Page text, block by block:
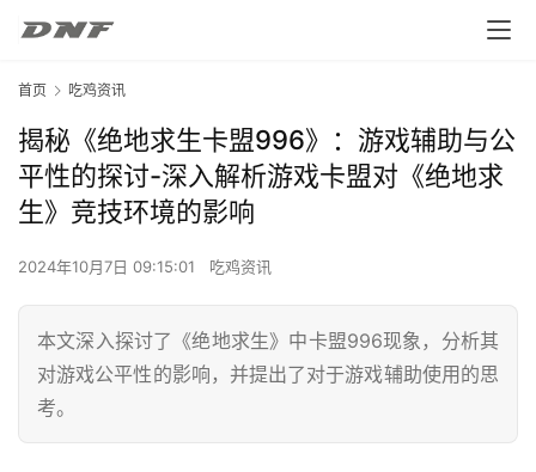
首页 吃鸡资讯
揭秘《绝地求生卡盟996》：游戏辅助与公
平性的探讨-深入解析游戏卡盟对《绝地求
生》竞技环境的影响
2024年10月7日 09:15:01 吃鸡资讯
本文深入探讨了《绝地求生》中卡盟996现象，分析其
对游戏公平性的影响，并提出了对于游戏辅助使用的思
考。